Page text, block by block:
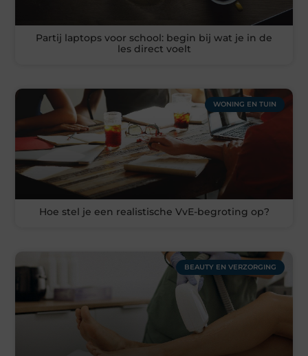
Partij laptops voor school: begin bij wat je in de
les direct voelt
WONING EN TUIN
Hoe stel je een realistische VvE-begroting op?
BEAUTY EN VERZORGING